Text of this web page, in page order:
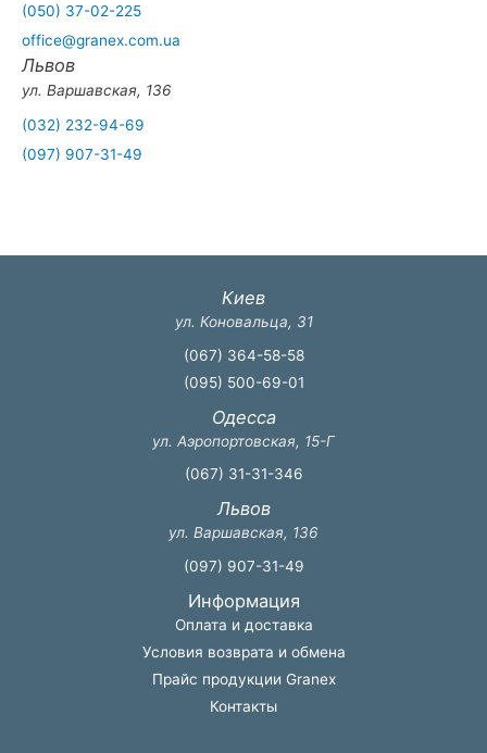
(050) 37-02-225
office@granex.com.ua
Львов
ул. Варшавская, 136
(032) 232-94-69
(097) 907-31-49
Киев
ул. Коновальца, 31
(067) 364-58-58
(095) 500-69-01
Одесса
ул. Аэропортовская, 15-Г
(067) 31-31-346
Львов
ул. Варшавская, 136
(097) 907-31-49
Информация
Оплата и доставка
Условия возврата и обмена
Прайс продукции Granex
Контакты